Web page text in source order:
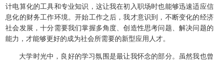
计电算化的工具和专业知识，这让我在初入职场时也能够迅速适应信
息化的财务工作环境。开始工作之后，我才意识到，不断变化的经济
社会发展，十分需要我们掌握多角度、创造性思考问题、解决问题的
能力，才能够更好的成为社会所需要的新型应用人才。
大学时光中，良好的学习氛围是最让我怀念的部分。虽然我也曾